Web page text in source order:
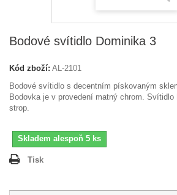
Bodové svítidlo Dominika 3
Kód zboží: AL-2101
Bodové svítidlo s decentním pískovaným
Bodovka je v provedení matný chrom.
strop.
Skladem alespoň 5 ks
Tisk